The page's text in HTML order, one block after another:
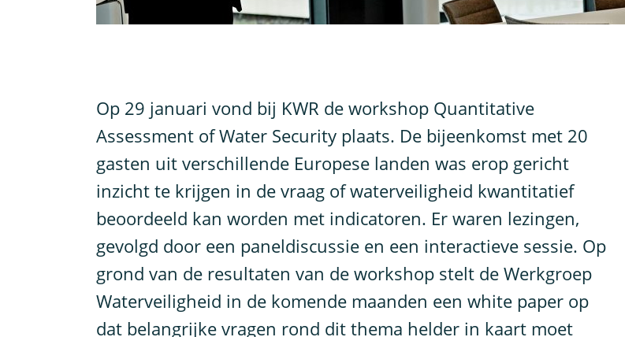
Op 29 januari vond bij KWR de workshop Quantitative
Assessment of Water Security plaats. De bijeenkomst met 20
gasten uit verschillende Europese landen was erop gericht
inzicht te krijgen in de vraag of waterveiligheid kwantitatief
beoordeeld kan worden met indicatoren. Er waren lezingen,
gevolgd door een paneldiscussie en een interactieve sessie. Op
grond van de resultaten van de workshop stelt de Werkgroep
Waterveiligheid in de komende maanden een white paper op
dat belangrijke vragen rond dit thema helder in kaart moet